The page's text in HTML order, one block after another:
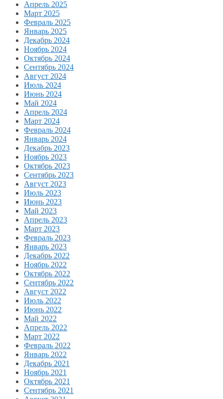
Апрель 2025
Март 2025
Февраль 2025
Январь 2025
Декабрь 2024
Ноябрь 2024
Октябрь 2024
Сентябрь 2024
Август 2024
Июль 2024
Июнь 2024
Май 2024
Апрель 2024
Март 2024
Февраль 2024
Январь 2024
Декабрь 2023
Ноябрь 2023
Октябрь 2023
Сентябрь 2023
Август 2023
Июль 2023
Июнь 2023
Май 2023
Апрель 2023
Март 2023
Февраль 2023
Январь 2023
Декабрь 2022
Ноябрь 2022
Октябрь 2022
Сентябрь 2022
Август 2022
Июль 2022
Июнь 2022
Май 2022
Апрель 2022
Март 2022
Февраль 2022
Январь 2022
Декабрь 2021
Ноябрь 2021
Октябрь 2021
Сентябрь 2021